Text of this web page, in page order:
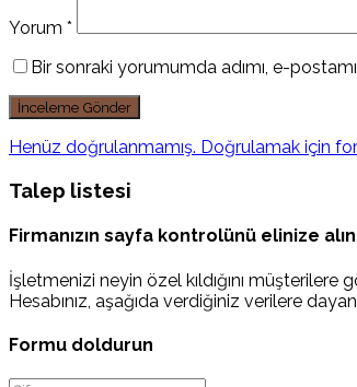
Yorum *
Bir sonraki yorumumda adımı, e-
Henüz doğrulanmamış. Doğrulamak için
Talep listesi
Firmanızın sayfa kontrolünü elinize
İşletmenizi neyin özel kıldığını
Hesabınız, aşağıda verdiğiniz verilere
Formu doldurun